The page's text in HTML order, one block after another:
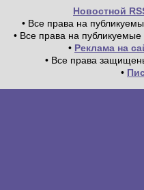
Новостной
• Все права на
• Все права на
• Реклама на
• Все права
•